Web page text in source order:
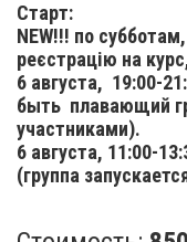
Старт:
NEW!!! по
реєстрацію на
6 августа, 19:00-
быть плавающий
участниками).
6 августа, 11:00-
(группа